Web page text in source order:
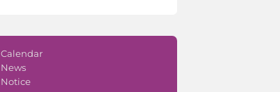
Calendar
News
Notice